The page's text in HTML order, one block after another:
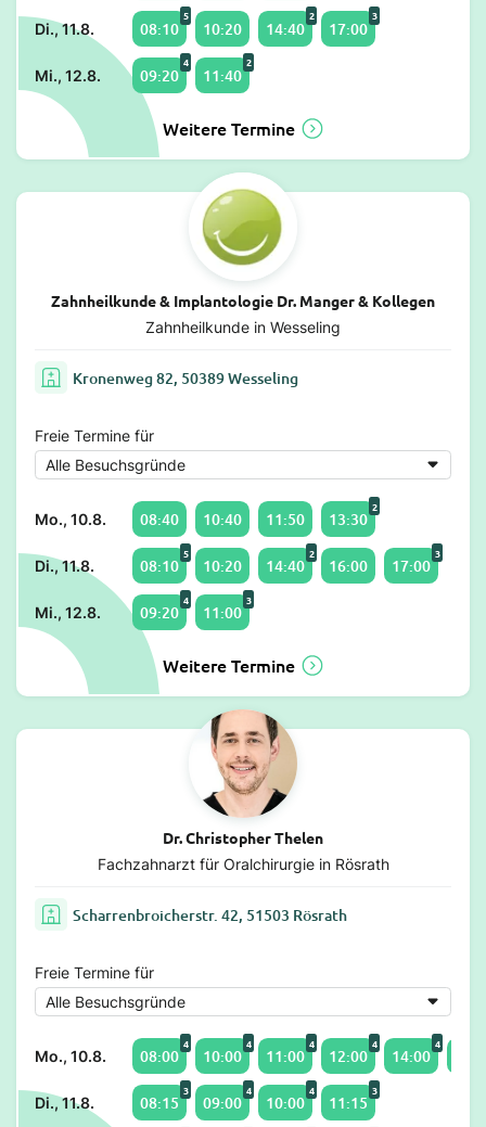
Di., 11.8. 08:10
5
10:20 14:40
2
17:00
3
Mi., 12.8. 09:20
4
11:40
2
Weitere Termine
Zahnheilkunde & Implantologie Dr. Manger & Kollegen
Zahnheilkunde in Wesseling
Kronenweg 82, 50389 Wesseling
Freie Termine für
Mo., 10.8. 08:40 10:40 11:50 13:30
2
Di., 11.8. 08:10
5
10:20 14:40
2
16:00 17:00
3
Mi., 12.8. 09:20
4
11:00
3
Weitere Termine
Dr. Christopher Thelen
Fachzahnarzt für Oralchirurgie in Rösrath
Scharrenbroicherstr. 42, 51503 Rösrath
Freie Termine für
Mo., 10.8. 08:00
4
10:00
4
11:00
4
12:00
4
14:00
4
Di., 11.8. 08:15
3
09:00
4
10:00
4
11:15
3